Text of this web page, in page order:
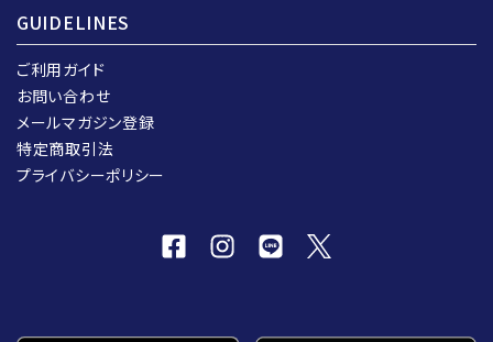
GUIDELINES
ご利用ガイド
お問い合わせ
メールマガジン登録
特定商取引法
プライバシーポリシー